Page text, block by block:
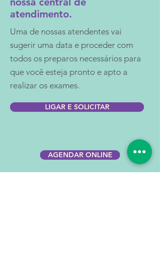
atendimento.
Uma de nossas atendentes vai
sugerir uma data e proceder com
todos os preparos necessários para
que você esteja pronto e apto a
realizar os exames.
LIGAR E SOLICITAR
AGENDAR ONLINE